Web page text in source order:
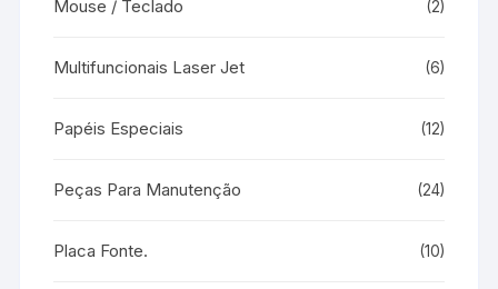
Mouse / Teclado (2)
Multifuncionais Laser Jet (6)
Papéis Especiais (12)
Peças Para Manutenção (24)
Placa Fonte. (10)